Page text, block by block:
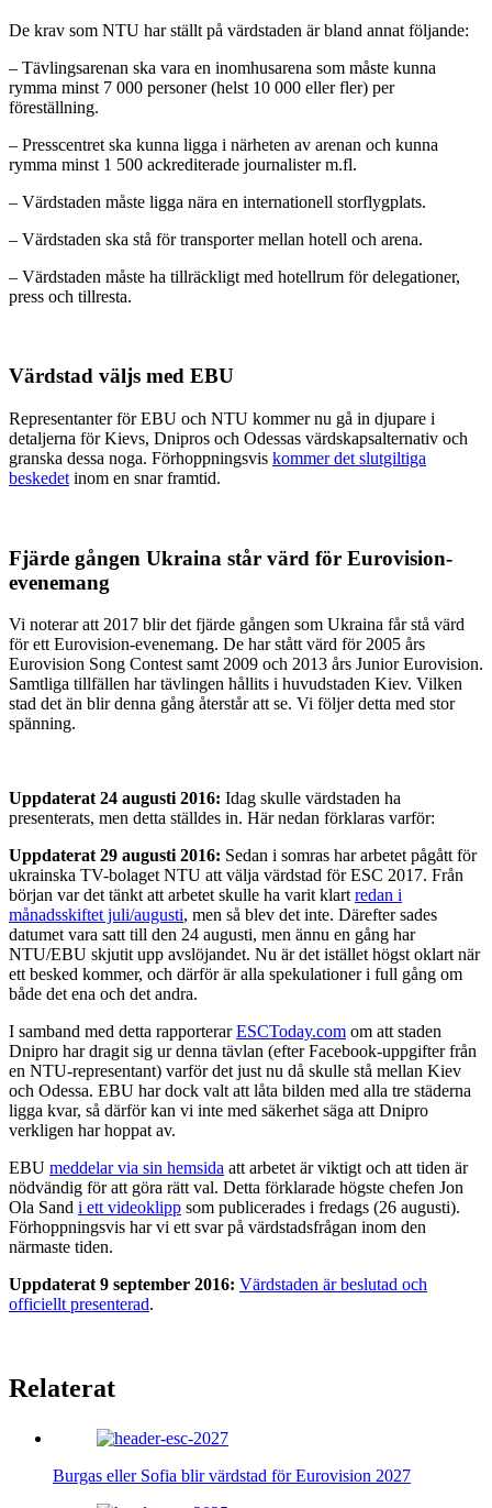
De krav som NTU har ställt på värdstaden är bland annat följande:
– Tävlingsarenan ska vara en inomhusarena som måste kunna
rymma minst 7 000 personer (helst 10 000 eller fler) per
föreställning.
– Presscentret ska kunna ligga i närheten av arenan och kunna
rymma minst 1 500 ackrediterade journalister m.fl.
– Värdstaden måste ligga nära en internationell storflygplats.
– Värdstaden ska stå för transporter mellan hotell och arena.
– Värdstaden måste ha tillräckligt med hotellrum för delegationer,
press och tillresta.
Värdstad väljs med EBU
Representanter för EBU och NTU kommer nu gå in djupare i
detaljerna för Kievs, Dnipros och Odessas värdskapsalternativ och
granska dessa noga. Förhoppningsvis kommer det slutgiltiga
beskedet inom en snar framtid.
Fjärde gången Ukraina står värd för Eurovision-
evenemang
Vi noterar att 2017 blir det fjärde gången som Ukraina får stå värd
för ett Eurovision-evenemang. De har stått värd för 2005 års
Eurovision Song Contest samt 2009 och 2013 års Junior Eurovision.
Samtliga tillfällen har tävlingen hållits i huvudstaden Kiev. Vilken
stad det än blir denna gång återstår att se. Vi följer detta med stor
spänning.
Uppdaterat 24 augusti 2016: Idag skulle värdstaden ha
presenterats, men detta ställdes in. Här nedan förklaras varför:
Uppdaterat 29 augusti 2016: Sedan i somras har arbetet pågått för
ukrainska TV-bolaget NTU att välja värdstad för ESC 2017. Från
början var det tänkt att arbetet skulle ha varit klartredan i
månadsskiftet juli/augusti, men så blev det inte. Därefter sades
datumet vara satt till den 24 augusti, men ännu en gång har
NTU/EBU skjutit upp avslöjandet. Nu är det istället högst oklart när
ett besked kommer, och därför är alla spekulationer i full gång om
både det ena och det andra.
I samband med detta rapporterarESCToday.com om att staden
Dnipro har dragit sig ur denna tävlan (efter Facebook-uppgifter från
en NTU-representant) varför det just nu då skulle stå mellan Kiev
och Odessa. EBU har dock valt att låta bilden med alla tre städerna
ligga kvar, så därför kan vi inte med säkerhet säga att Dnipro
verkligen har hoppat av.
EBU meddelar via sin hemsida att arbetet är viktigt och att tiden är
nödvändig för att göra rätt val. Detta förklarade högste chefen Jon
Ola Sand i ett videoklipp som publicerades i fredags (26 augusti).
Förhoppningsvis har vi ett svar på värdstadsfrågan inom den
närmaste tiden.
Uppdaterat 9 september 2016: Värdstaden är beslutad och
officiellt presenterad.
Relaterat
Burgas eller Sofia blir värdstad för Eurovision 2027